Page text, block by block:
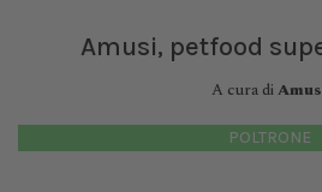
Amusi, petfood
A cura di
POLTRONE